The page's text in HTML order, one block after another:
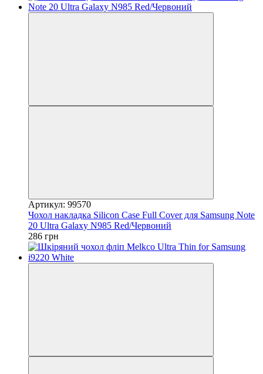
Артикул: 99570
Чохол накладка Silicon Case Full Cover для Samsung Note
20 Ultra Galaxy N985 Red/Червоний
286 грн